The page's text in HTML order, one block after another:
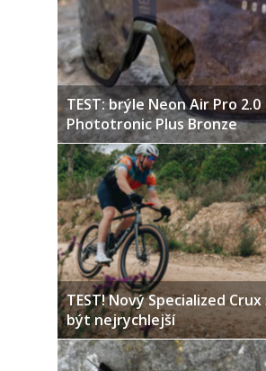
TEST: brýle Neon Air Pro 2.0
Phototronic Plus Bronze
TEST! Nový Specialized Crux
být nejrychlejší